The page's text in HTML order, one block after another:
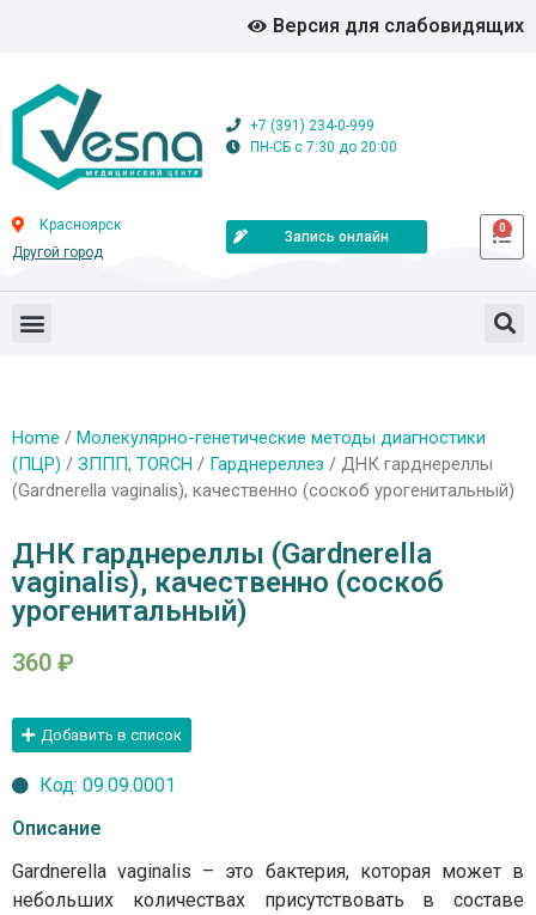
Версия для слабовидящих
+7 (391) 234-0-999
ПН-СБ с 7:30 до 20:00
Красноярск
Другой город
Запись онлайн
0
Home / Молекулярно-генетические методы диагностики
(ПЦР) / ЗППП, TORCH / Гарднереллез / ДНК гарднереллы
(Gardnerella vaginalis), качественно (соскоб урогенитальный)
ДНК гарднереллы (Gardnerella
vaginalis), качественно (соскоб
урогенитальный)
360 ₽
Добавить в список
Код: 09.09.0001
Описание
Gardnerella vaginalis – это бактерия, которая может в
небольших количествах присутствовать в составе